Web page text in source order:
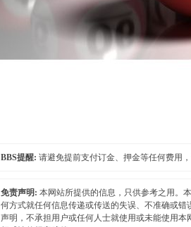
BBS提醒: 请避免提前支付订金、押金等任何费用
免责声明: 本网站所提供的信息，只供参考之用。
何方式就任何信息传递或传送的失误、不准确或
声明，不承担用户或任何人士就使用或未能使用